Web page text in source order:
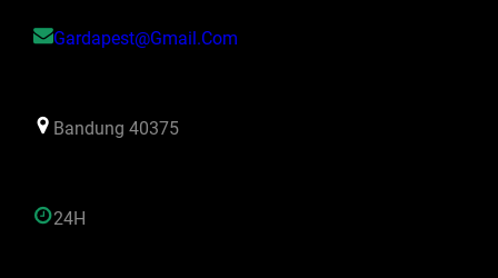
Gardapest@gmail.com
Bandung 40375
24H